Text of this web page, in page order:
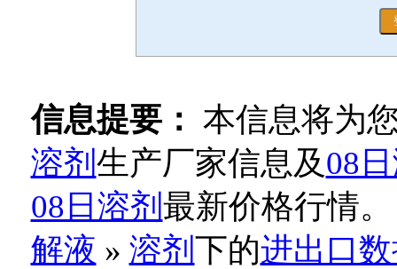
信息提要： 本信息将为
溶剂 生产厂家信息及08
08日溶剂 最新价格行情
解液 » 溶剂 下的进出口